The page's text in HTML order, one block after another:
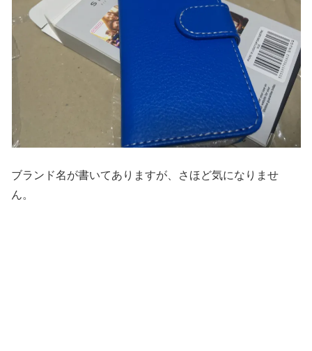
ブランド名が書いてありますが、さほど気になりませ
ん。